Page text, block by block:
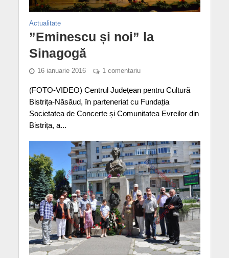
Actualitate
”Eminescu și noi” la
Sinagogă
16 ianuarie 2016 1 comentariu
(FOTO-VIDEO) Centrul Județean pentru Cultură
Bistrița-Năsăud, în parteneriat cu Fundația
Societatea de Concerte și Comunitatea Evreilor din
Bistrița, a...